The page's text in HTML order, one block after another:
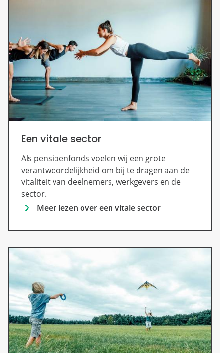
Een vitale sector
Als pensioenfonds voelen wij een grote
verantwoordelijkheid om bij te dragen aan de
vitaliteit van deelnemers, werkgevers en de
sector.
Meer lezen over een vitale sector